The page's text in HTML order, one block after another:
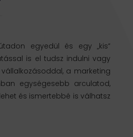
egyedül és egy „kis”
is el tudsz indulni vagy
a marketing
egységesebb arculatod,
és ismertebbé is válhatsz